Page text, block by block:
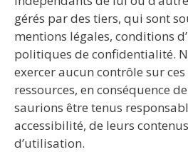
gérés par des tiers, qui sont
mentions légales, conditions
politiques de confidentialité.
exercer aucun contrôle sur
ressources, en conséquence
saurions être tenus
accessibilité, de leurs
d’utilisation.